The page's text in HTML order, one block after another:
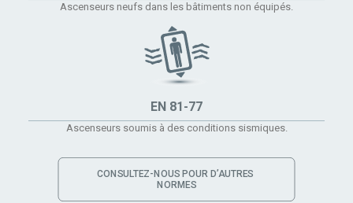
Ascenseurs neufs dans les bâtiments non équipés.
EN 81-77
Ascenseurs soumis à des conditions sismiques.
CONSULTEZ-NOUS POUR D’AUTRES
NORMES